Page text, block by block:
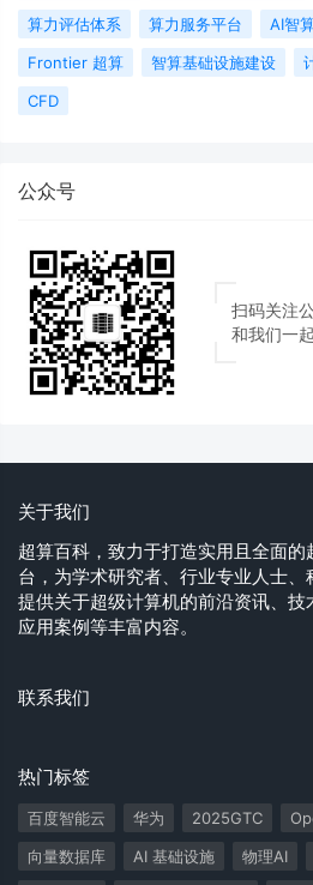
算力评估体系
算力服务平台 AI智
Frontier 超算
智算基础设施建设
CFD
公众号
扫码关注
和我们一
关于我们
超算百科，致力于打造实用且全面
台，为学术研究者、行业专业人士
提供关于超级计算机的前沿资讯、技
应用案例等丰富内容。
联系我们
热门标签
百度智能云 华为 2025GTC
向量数据库
AI 基础设施 物理AI